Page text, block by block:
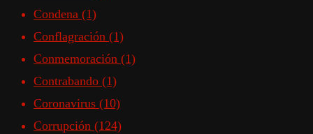
Condena (1)
Conflagración (1)
Conmemoración (1)
Contrabando (1)
Coronavirus (10)
Corrupción (124)